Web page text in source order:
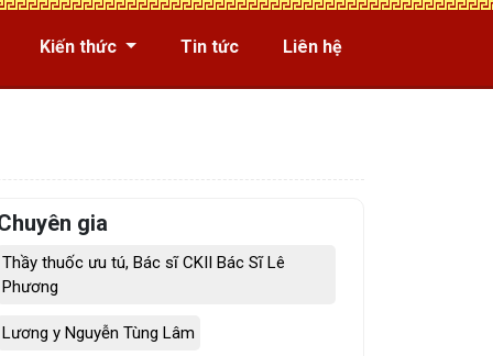
Kiến thức Tin tức Liên hệ
gia
Thầy thuốc ưu tú, Bác sĩ CKII Bác Sĩ Lê
Phương
Lương y Nguyễn Tùng Lâm